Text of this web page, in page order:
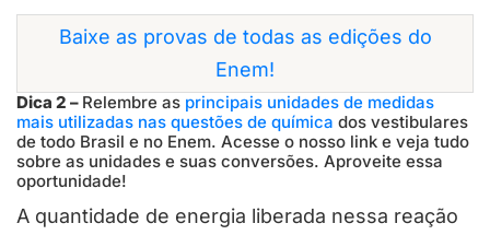
Baixe as provas de todas as edições do
Enem!
Dica 2 – Relembre as principais unidades de medidas
mais utilizadas nas questões de química dos vestibulares
de todo Brasil e no Enem. Acesse o nosso link e veja tudo
sobre as unidades e suas conversões. Aproveite essa
oportunidade!
A quantidade de energia liberada nessa reação